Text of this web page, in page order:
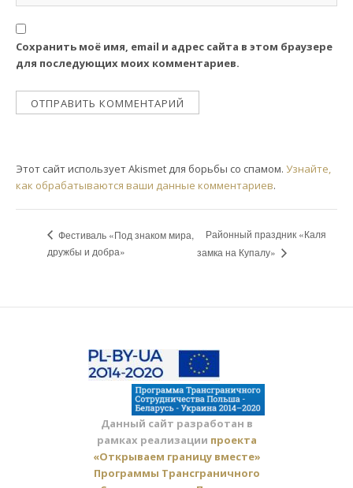
Сохранить моё имя, email и адрес сайта в этом браузере
для последующих моих комментариев.
Этот сайт использует Akismet для борьбы со спамом. Узнайте,
как обрабатываются ваши данные комментариев.
Фестиваль «Под знаком мира,
дружбы и добра»
Районный праздник «Каля
замка на Купалу»
Данный сайт разработан в
рамках реализации проекта
«Открываем границу вместе»
Программы Трансграничного